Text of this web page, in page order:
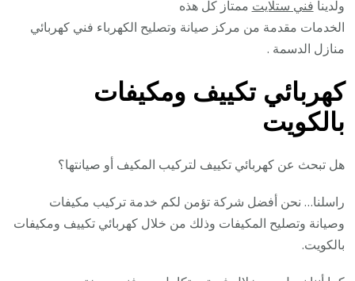
ولدينا فني ستلايت ممتاز كل هذه
الخدمات مقدمة من مركز صيانة وتصليح الكهرباء فني كهربائي
منازل الدسمة .
كهربائي تكييف ومكيفات
بالكويت
هل تبحث عن كهربائي تكييف لتركيب المكيف أو صيانتها؟
راسلنا… نحن أفضل شركة تؤمن لكم خدمة تركيب مكيفات
وصيانة وتصليح المكيفات وذلك من خلال كهربائي تكييف ومكيفات
بالكويت.